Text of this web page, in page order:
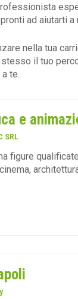
ad aiutarti
nella tua
il tuo
te.
e
SRL
figure